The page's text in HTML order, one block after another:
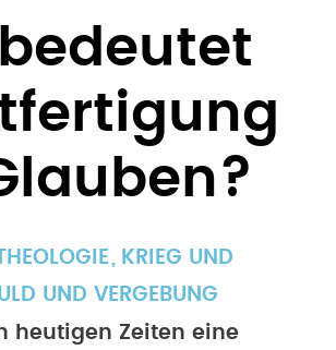
KRIEG UND
UND VERGEBUNG
heutigen Zeiten eine